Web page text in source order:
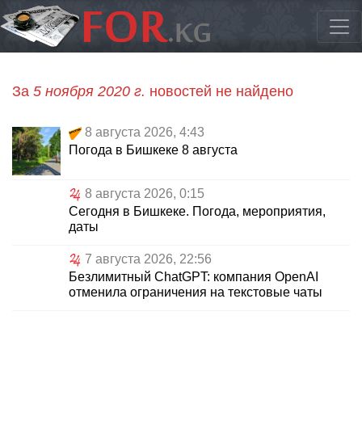
За 5 ноября 2020 г. новостей не найдено
8 августа 2026, 4:43
Погода в Бишкеке 8 августа
8 августа 2026, 0:15
Сегодня в Бишкеке. Погода, мероприятия,
даты
7 августа 2026, 22:56
Безлимитный ChatGPT: компания OpenAI
отменила ограничения на текстовые чаты